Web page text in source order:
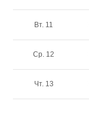
Вт. 11
Ср. 12
Чт. 13